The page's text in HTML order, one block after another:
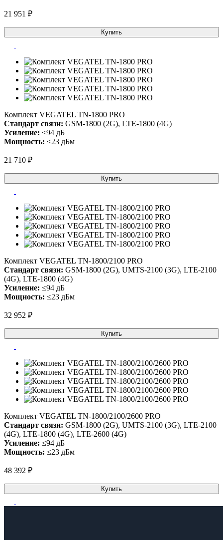
21 951 ₽
Купить
Комплект VEGATEL TN-1800 PRO
Стандарт связи: GSM-1800 (2G), LTE-1800 (4G)
Усиление: ≤94 дБ
Мощность: ≤23 дБм
21 710 ₽
Купить
Комплект VEGATEL TN-1800/2100 PRO
Стандарт связи: GSM-1800 (2G), UMTS-2100 (3G), LTE-2100
(4G), LTE-1800 (4G)
Усиление: ≤94 дБ
Мощность: ≤23 дБм
32 952 ₽
Купить
Комплект VEGATEL TN-1800/2100/2600 PRO
Стандарт связи: GSM-1800 (2G), UMTS-2100 (3G), LTE-2100
(4G), LTE-1800 (4G), LTE-2600 (4G)
Усиление: ≤94 дБ
Мощность: ≤23 дБм
48 392 ₽
Купить